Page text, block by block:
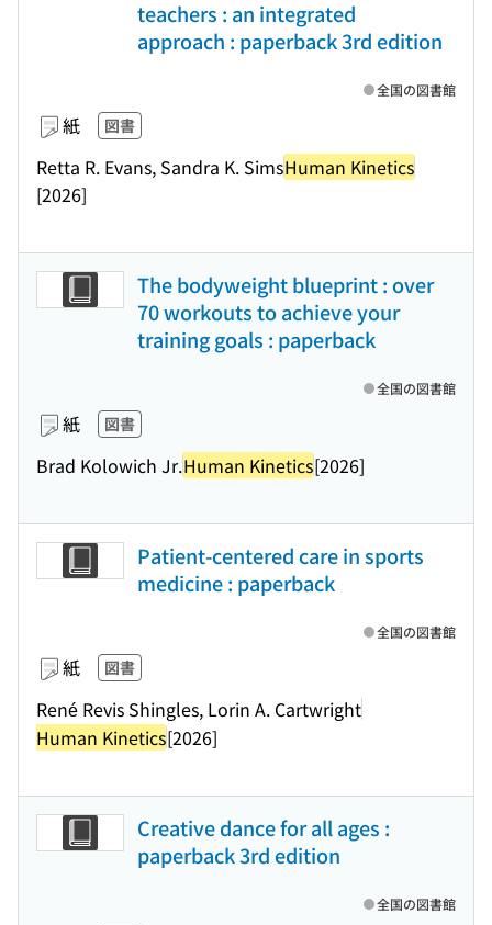
teachers : an integrated
approach : paperback 3rd edition
紙 図書
Retta R. Evans, Sandra K. SimsHuman Kinetics
[2026]
全国の図書館
The bodyweight blueprint : over
70 workouts to achieve your
training goals : paperback
紙 図書
Brad Kolowich Jr.Human Kinetics[2026]
全国の図書館
Patient-centered care in sports
medicine : paperback
紙 図書
René Revis Shingles, Lorin A. Cartwright
Human Kinetics[2026]
全国の図書館
Creative dance for all ages :
paperback 3rd edition
全国の図書館